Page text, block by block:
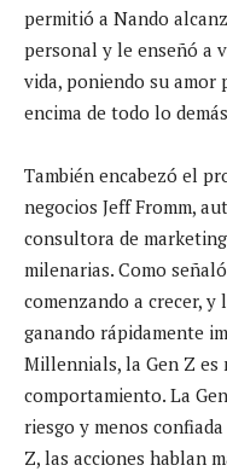
permitió a Nando
personal y le enseñó a
vida, poniendo su
encima de todo lo
También encabezó el
negocios Jeff Fromm,
consultora de
milenarias. Como
comenzando a crecer, y
ganando rápidamente
Millennials, la Gen Z es
comportamiento. La
riesgo y menos
Z, las acciones hablan